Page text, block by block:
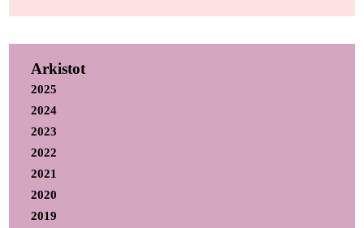
Arkistot
2025
2024
2023
2022
2021
2020
2019